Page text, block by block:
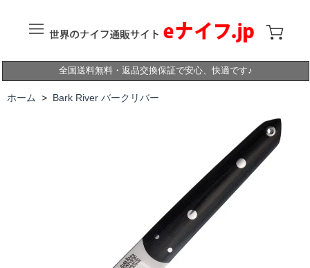
全国送料無料・返品交換保証で安心、快適です♪
ホーム > Bark River バークリバー